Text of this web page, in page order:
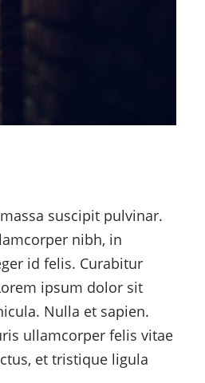
suscipit pulvinar.
nibh, in
id felis. Curabitur
ipsum dolor sit
Nulla et sapien.
ullamcorper felis vitae
et tristique ligula